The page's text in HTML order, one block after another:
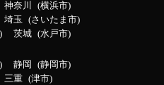
神奈川
横浜市
埼玉
さいたま市
茨城
水戸市
静岡
静岡市
三重 津市